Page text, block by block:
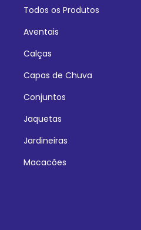
Todos os Produtos
Aventais
Calças
Capas de Chuva
Conjuntos
Jaquetas
Jardineiras
Macacões